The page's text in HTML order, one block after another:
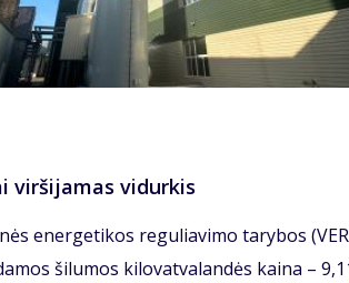
viršijamas vidurkis
energetikos reguliavimo tarybos
šilumos kilovatvalandės kaina –